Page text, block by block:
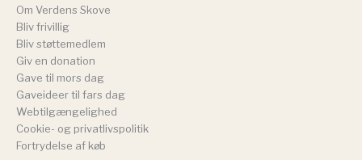
Om Verdens Skove
Bliv frivillig
Bliv støttemedlem
Giv en donation
Gave til mors dag
Gaveideer til fars dag
Webtilgængelighed
Cookie- og privatlivspolitik
Fortrydelse af køb